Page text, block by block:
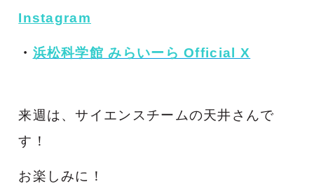
Instagram
・ 浜松科学館 みらいーら Official X
来週は、サイエンスチームの天井さんで
す！
お楽しみに！